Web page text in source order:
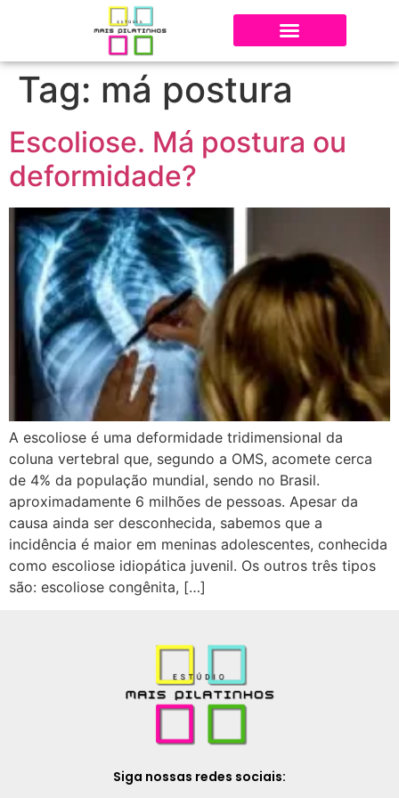
Tag: má postura
Escoliose. Má postura ou
deformidade?
A escoliose é uma deformidade tridimensional da
coluna vertebral que, segundo a OMS, acomete cerca
de 4% da população mundial, sendo no Brasil.
aproximadamente 6 milhões de pessoas. Apesar da
causa ainda ser desconhecida, sabemos que a
incidência é maior em meninas adolescentes, conhecida
como escoliose idiopática juvenil. Os outros três tipos
são: escoliose congênita, […]
Siga nossas redes sociais: